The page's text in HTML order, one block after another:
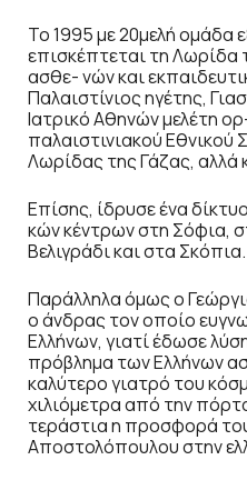
Το 1995 με 20μελή ομάδα
επισκέπτεται τη Λωρίδα
ασθε- νών και
Παλαιστίνιος ηγέτης,
Ιατρικό Αθηνών μελέτη
παλαιστινιακού Εθνικού
Λωρίδας της Γάζας, αλλά
Επίσης, ίδρυσε ένα
κών κέντρων στη Σόφια,
Βελιγράδι και στα Σκόπια.
Παράλληλα όμως ο
ο άνδρας τον οποίο
Ελλήνων, γιατί έδωσε
πρόβλημα των Ελλήνων
καλύτερο γιατρό του
χιλιόμετρα από την
τεράστια η προσφορά
Αποστολόπουλου στην